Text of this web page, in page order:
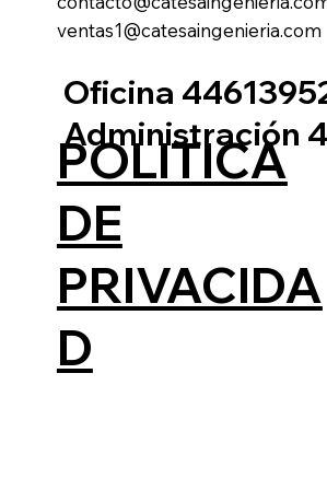
ventas1@catesaingenieria.com
POLITICA
DE
PRIVACIDA
D
Oficina
Administración